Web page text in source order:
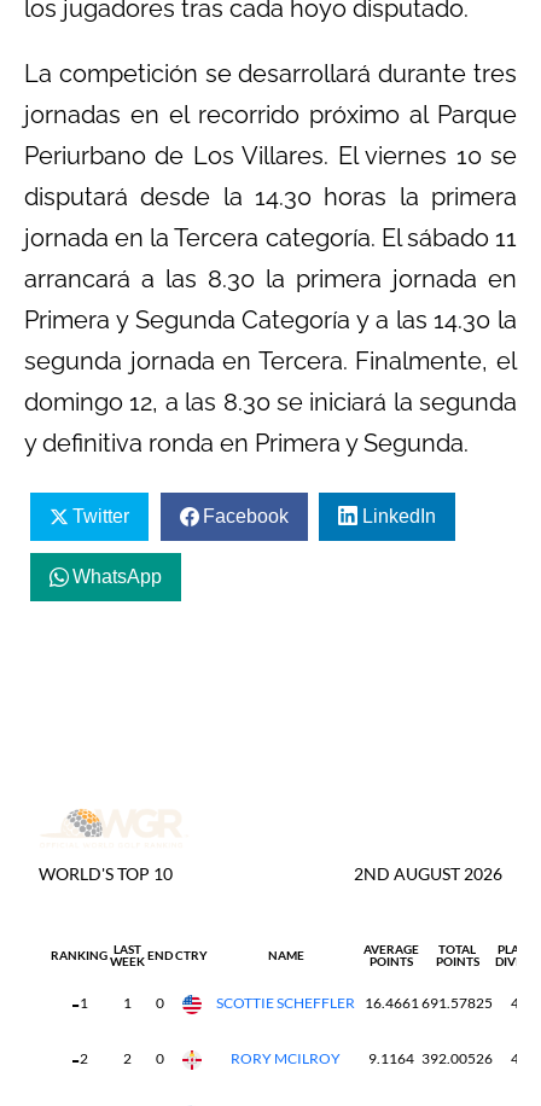
los jugadores tras cada hoyo disputado.
La competición se desarrollará durante tres
jornadas en el recorrido próximo al Parque
Periurbano de Los Villares. El viernes 10 se
disputará desde la 14.30 horas la primera
jornada en la Tercera categoría. El sábado 11
arrancará a las 8.30 la primera jornada en
Primera y Segunda Categoría y a las 14.30 la
segunda jornada en Tercera. Finalmente, el
domingo 12, a las 8.30 se iniciará la segunda
y definitiva ronda en Primera y Segunda.
Twitter Facebook LinkedIn
WhatsApp